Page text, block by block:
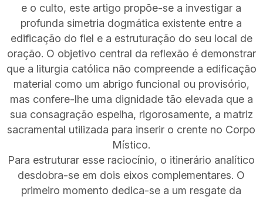
e o culto, este artigo propõe-se a investigar a
profunda simetria dogmática existente entre a
edificação do fiel e a estruturação do seu local de
oração. O objetivo central da reflexão é demonstrar
que a liturgia católica não compreende a edificação
material como um abrigo funcional ou provisório,
mas confere-lhe uma dignidade tão elevada que a
sua consagração espelha, rigorosamente, a matriz
sacramental utilizada para inserir o crente no Corpo
Místico.
Para estruturar esse raciocínio, o itinerário analítico
desdobra-se em dois eixos complementares. O
primeiro momento dedica-se a um resgate da